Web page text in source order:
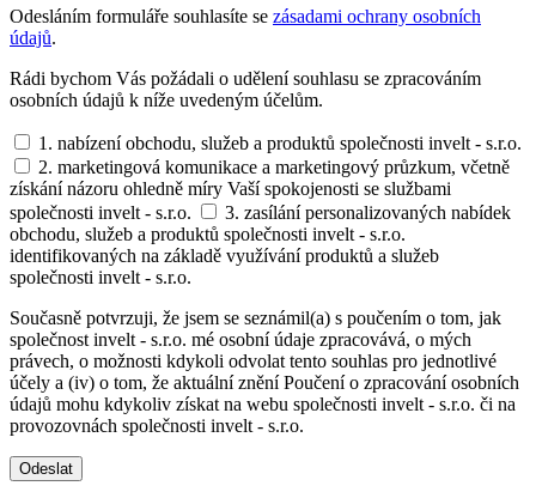
Odesláním formuláře souhlasíte se zásadami ochrany osobních
údajů.
Rádi bychom Vás požádali o udělení souhlasu se zpracováním
osobních údajů k níže uvedeným účelům.
1. nabízení obchodu, služeb a produktů společnosti invelt - s.r.o.
2. marketingová komunikace a marketingový průzkum, včetně
získání názoru ohledně míry Vaší spokojenosti se službami
společnosti invelt - s.r.o.
3. zasílání personalizovaných nabídek
obchodu, služeb a produktů společnosti invelt - s.r.o.
identifikovaných na základě využívání produktů a služeb
společnosti invelt - s.r.o.
Současně potvrzuji, že jsem se seznámil(a) s poučením o tom, jak
společnost invelt - s.r.o. mé osobní údaje zpracovává, o mých
právech, o možnosti kdykoli odvolat tento souhlas pro jednotlivé
účely a (iv) o tom, že aktuální znění Poučení o zpracování osobních
údajů mohu kdykoliv získat na webu společnosti invelt - s.r.o. či na
provozovnách společnosti invelt - s.r.o.
Odeslat